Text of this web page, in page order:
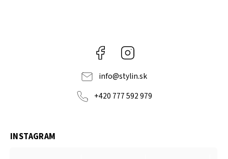
Facebook
info@stylin.sk
+420 777 592 979
INSTAGRAM